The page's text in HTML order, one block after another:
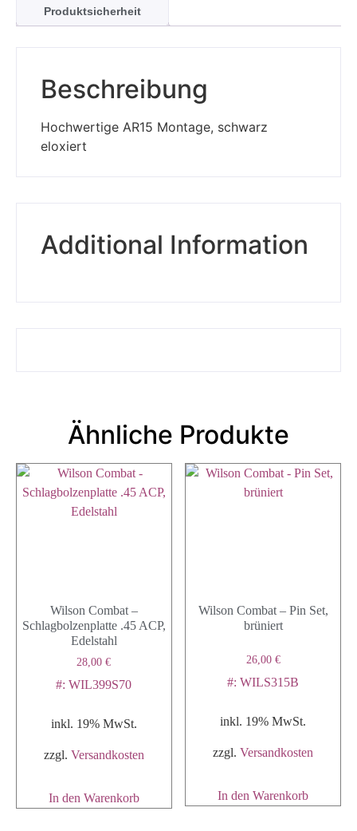
Produktsicherheit
Beschreibung
Hochwertige AR15 Montage, schwarz
eloxiert
Additional Information
Ähnliche Produkte
Wilson Combat –
Schlagbolzenplatte .45 ACP,
Edelstahl
28,00€
#: WIL399S70
inkl. 19% MwSt.
zzgl. Versandkosten
In den Warenkorb
Wilson Combat – Pin Set,
brüniert
26,00 €
#: WILS315B
inkl. 19% MwSt.
zzgl.Versandkosten
In den Warenkorb